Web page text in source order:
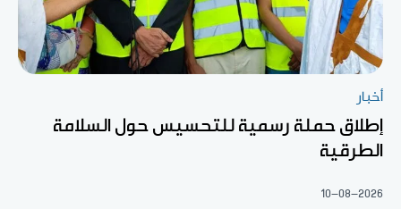
أخبار
إطلاق حملة رسمية للتحسيس حول السلامة
الطرقية
10-08-2026